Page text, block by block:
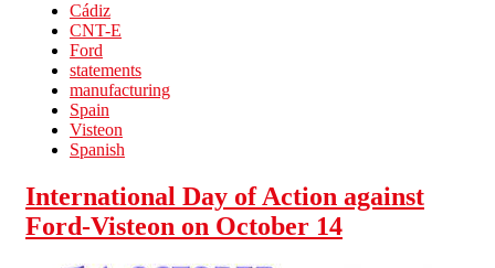
Cádiz
CNT-E
Ford
statements
manufacturing
Spain
Visteon
Spanish
International Day of Action against
Ford-Visteon on October 14